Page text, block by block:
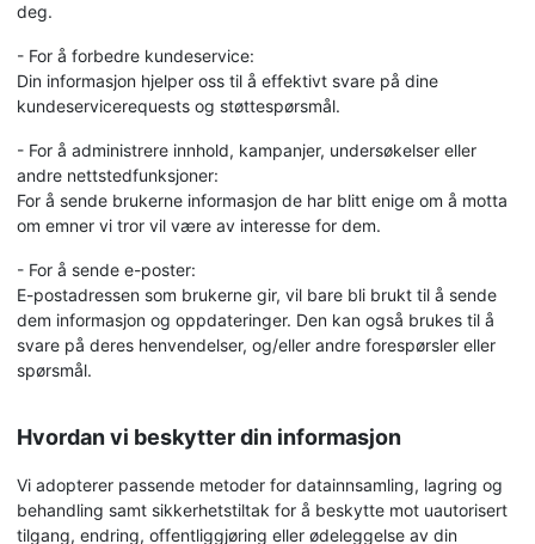
deg.
- For å forbedre kundeservice:
Din informasjon hjelper oss til å effektivt svare på dine
kundeservicerequests og støttespørsmål.
- For å administrere innhold, kampanjer, undersøkelser eller
andre nettstedfunksjoner:
For å sende brukerne informasjon de har blitt enige om å motta
om emner vi tror vil være av interesse for dem.
- For å sende e-poster:
E-postadressen som brukerne gir, vil bare bli brukt til å sende
dem informasjon og oppdateringer. Den kan også brukes til å
svare på deres henvendelser, og/eller andre forespørsler eller
spørsmål.
Hvordan vi beskytter din informasjon
Vi adopterer passende metoder for datainnsamling, lagring og
behandling samt sikkerhetstiltak for å beskytte mot uautorisert
tilgang, endring, offentliggjøring eller ødeleggelse av din